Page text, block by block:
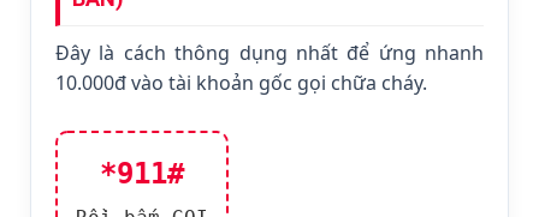
Đây là cách thông dụng nhất để ứng nhanh
10.000đ vào tài khoản gốc gọi chữa cháy.
*911#